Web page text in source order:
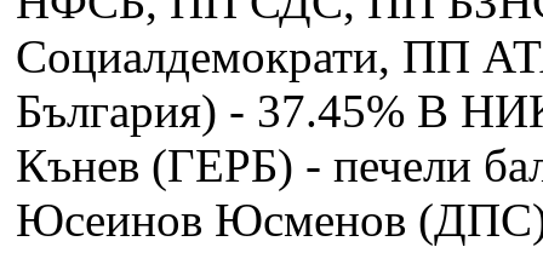
Социалдемократи, ПП
България) - 37.45% В
Кънев (ГЕРБ) - печели
Юсеинов Юсменов